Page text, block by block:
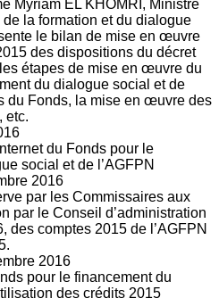
Myriam EL KHOMRI, Ministre
de la formation et du dialogue
le bilan de mise en œuvre
des dispositions du décret
étapes de mise en œuvre du
du dialogue social et de
du Fonds, la mise en œuvre des
etc.
du Fonds pour le
social et de l’AGFPN
2016
par les Commissaires aux
par le Conseil d’administration
des comptes 2015 de l’AGFPN
2016
pour le financement du
des crédits 2015